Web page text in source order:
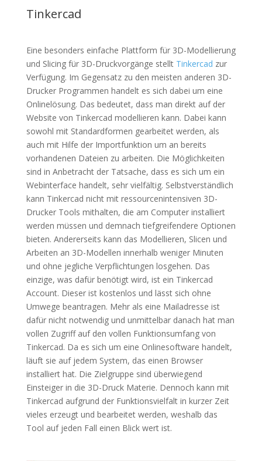
Tinkercad
Eine besonders einfache Plattform für 3D-Modellierung
und Slicing für 3D-Druckvorgänge stellt Tinkercad zur
Verfügung. Im Gegensatz zu den meisten anderen 3D-
Drucker Programmen handelt es sich dabei um eine
Onlinelösung. Das bedeutet, dass man direkt auf der
Website von Tinkercad modellieren kann. Dabei kann
sowohl mit Standardformen gearbeitet werden, als
auch mit Hilfe der Importfunktion um an bereits
vorhandenen Dateien zu arbeiten. Die Möglichkeiten
sind in Anbetracht der Tatsache, dass es sich um ein
Webinterface handelt, sehr vielfältig. Selbstverständlich
kann Tinkercad nicht mit ressourcenintensiven 3D-
Drucker Tools mithalten, die am Computer installiert
werden müssen und demnach tiefgreifendere Optionen
bieten. Andererseits kann das Modellieren, Slicen und
Arbeiten an 3D-Modellen innerhalb weniger Minuten
und ohne jegliche Verpflichtungen losgehen. Das
einzige, was dafür benötigt wird, ist ein Tinkercad
Account. Dieser ist kostenlos und lässt sich ohne
Umwege beantragen. Mehr als eine Mailadresse ist
dafür nicht notwendig und unmittelbar danach hat man
vollen Zugriff auf den vollen Funktionsumfang von
Tinkercad. Da es sich um eine Onlinesoftware handelt,
läuft sie auf jedem System, das einen Browser
installiert hat. Die Zielgruppe sind überwiegend
Einsteiger in die 3D-Druck Materie. Dennoch kann mit
Tinkercad aufgrund der Funktionsvielfalt in kurzer Zeit
vieles erzeugt und bearbeitet werden, weshalb das
Tool auf jeden Fall einen Blick wert ist.